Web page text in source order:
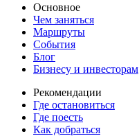
Основное
Чем заняться
Маршруты
События
Блог
Бизнесу и инвесторам
Рекомендации
Где остановиться
Где поесть
Как добраться